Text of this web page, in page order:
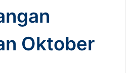
Oktober